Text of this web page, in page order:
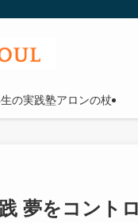
の実践塾アロンの杖
夢をコント